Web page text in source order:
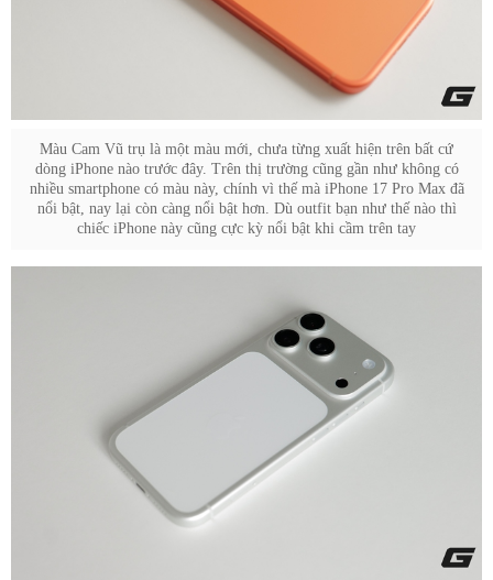
Màu Cam Vũ trụ là một màu mới, chưa từng xuất hiện trên bất cứ
dòng iPhone nào trước đây. Trên thị trường cũng gần như không có
nhiều smartphone có màu này, chính vì thế mà iPhone 17 Pro Max đã
nổi bật, nay lại còn càng nổi bật hơn. Dù outfit bạn như thế nào thì
chiếc iPhone này cũng cực kỳ nổi bật khi cầm trên tay